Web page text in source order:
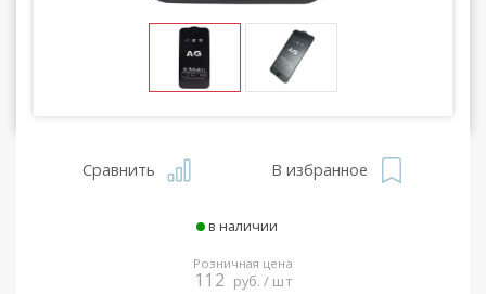
Сравнить В избранное
в наличии
Розничная цена
112 руб. / шт